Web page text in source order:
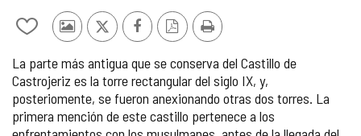
León
Añadir/quitar
mis
cuadernos
Fotos
otros
turistas
X FacebookVersiónImprimir
La parte más antigua que se conserva del Castillo de
Castrojeriz es la torre rectangular del siglo IX, y,
posteriomente, se fueron anexionando otras dos torres. La
primera mención de este castillo pertenece a los